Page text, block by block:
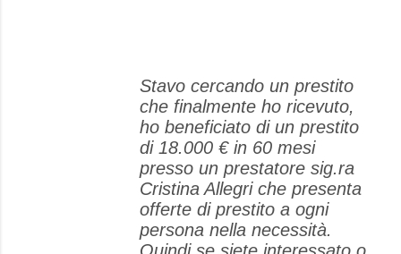
Stavo cercando un prestito
che finalmente ho ricevuto,
ho beneficiato di un prestito
di 18.000 € in 60 mesi
presso un prestatore sig.ra
Cristina Allegri che presenta
offerte di prestito a ogni
persona nella necessità.